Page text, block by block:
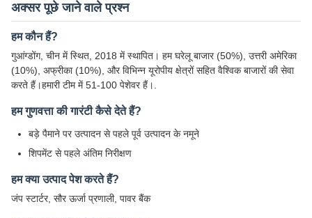
अक्सर पूछे जाने वाले प्रश्न
हम कौन हैं?
गुआंग्डोंग, चीन में स्थित, 2018 में स्थापित। हम घरेलू बाजार (50%), उत्तरी अमेरिका
(10%), अफ्रीका (10%), और विभिन्न यूरोपीय क्षेत्रों सहित वैश्विक बाजारों की सेवा
करते हैं।हमारी टीम में 51-100 पेशेवर हैं।.
हम गुणवत्ता की गारंटी कैसे देते हैं?
बड़े पैमाने पर उत्पादन से पहले पूर्व उत्पादन के नमूने
शिपमेंट से पहले अंतिम निरीक्षण
हम क्या उत्पाद पेश करते हैं?
जंप स्टार्टर, सौर ऊर्जा प्रणाली, पावर बैंक